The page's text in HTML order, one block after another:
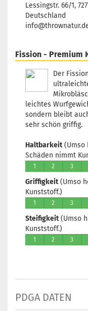
Lessingstr. 66/1,
Deutschland
Fission - Premium
Der
leichtes
sondern bleibt
sehr schön griffig.
Haltbarkeit(Umso
Schäden nimmt
1 2 3
Griffigkeit(Umso
Kunststoff.)
1 2 3
Steifigkeit(Umso
Kunststoff.)
1 2 3
PDGA DATEN